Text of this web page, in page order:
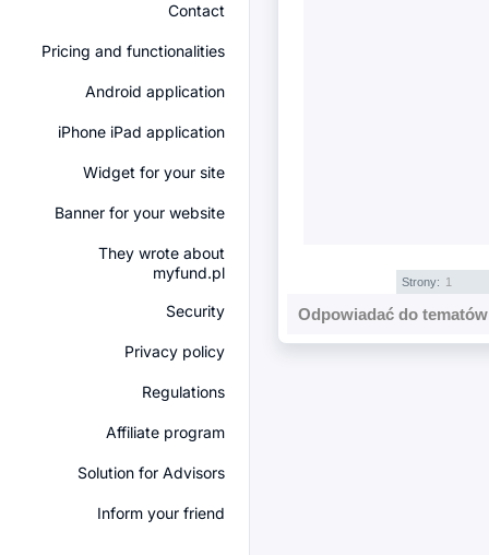
Contact
Pricing and functionalities
Android application
iPhone iPad application
Widget for your site
Banner for your website
They wrote about
myfund.pl
Security
Privacy policy
Regulations
Affiliate program
Solution for Advisors
Inform your friend
Strony: 1
Odpowiadać do